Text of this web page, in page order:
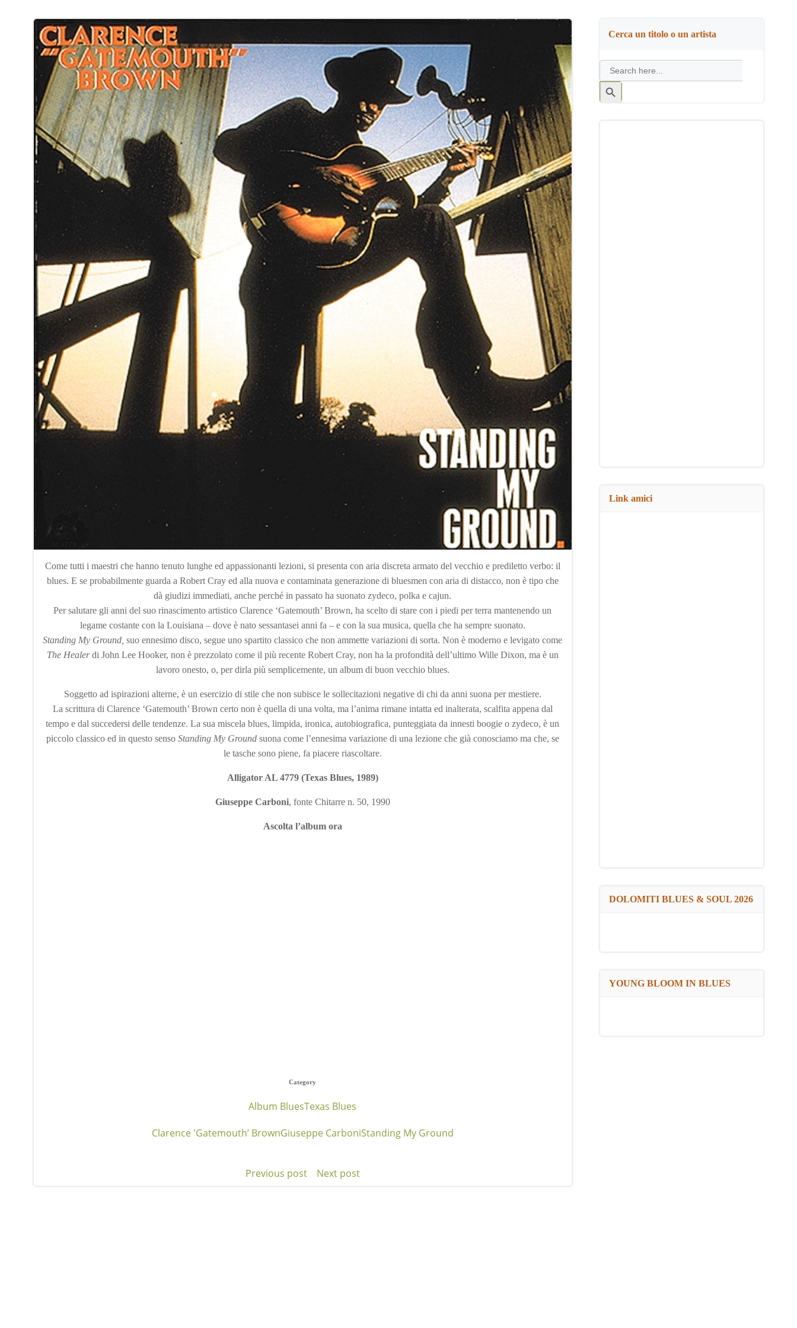
Come tutti i maestri che hanno tenuto lunghe ed appassionanti lezioni, si presenta con aria discreta armato del vecchio e prediletto verbo: il
blues. E se probabilmente guarda a Robert Cray ed alla nuova e contaminata generazione di bluesmen con aria di distacco, non è tipo che
dà giudizi immediati, anche perché in passato ha suonato zydeco, polka e cajun.
Per salutare gli anni del suo rinascimento artistico Clarence ‘Gatemouth’ Brown, ha scelto di stare con i piedi per terra mantenendo un
legame costante con la Louisiana – dove è nato sessantasei anni fa – e con la sua musica, quella che ha sempre suonato.
Standing My Ground,suo ennesimo disco, segue uno spartito classico che non ammette variazioni di sorta. Non è moderno e levigato come
The Healerdi John Lee Hooker, non è prezzolato come il più recente Robert Cray, non ha la profondità dell’ultimo Wille Dixon, ma è un
lavoro onesto, o, per dirla più semplicemente, un album di buon vecchio blues.
Soggetto ad ispirazioni alterne, è un esercizio di stile che non subisce le sollecitazioni negative di chi da anni suona per mestiere.
La scrittura di Clarence ‘Gatemouth’ Brown certo non è quella di una volta, ma l’anima rimane intatta ed inalterata, scalfita appena dal
tempo e dal succedersi delle tendenze. La sua miscela blues, limpida, ironica, autobiografica, punteggiata da innesti boogie o zydeco, è un
piccolo classico ed in questo senso Standing My Ground suona come l’ennesima variazione di una lezione che già conosciamo ma che, se
le tasche sono piene, fa piacere riascoltare.
Alligator AL 4779 (Texas Blues, 1989)
Giuseppe Carboni, fonte Chitarre n. 50, 1990
Ascolta l’album ora
Category
Album BluesTexas Blues
Clarence 'Gatemouth’ BrownGiuseppe CarboniStanding My Ground
Post
Previous post
Post
Next post
Cerca un titolo o un artista
Search
for:
Search
Button
Link amici
DOLOMITI BLUES & SOUL 2026
YOUNG BLOOM IN BLUES